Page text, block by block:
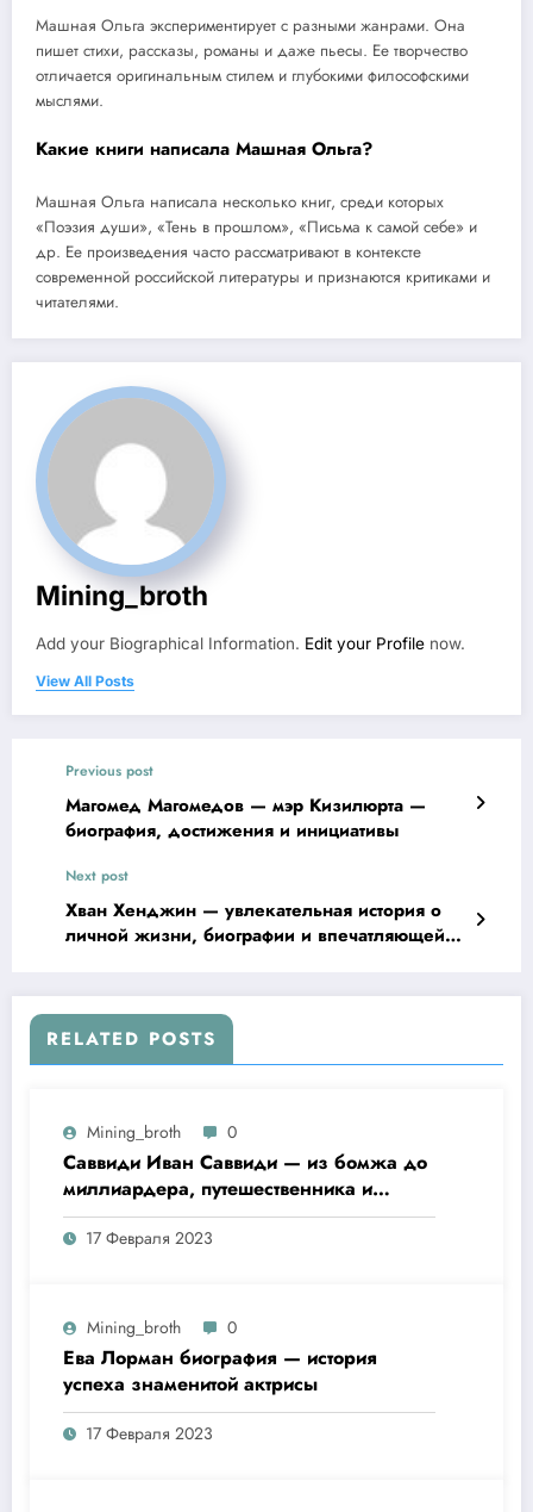
Машная Ольга экспериментирует с разными жанрами. Она
пишет стихи, рассказы, романы и даже пьесы. Ее творчество
отличается оригинальным стилем и глубокими философскими
мыслями.
Какие книги написала Машная Ольга?
Машная Ольга написала несколько книг, среди которых
«Поэзия души», «Тень в прошлом», «Письма к самой себе» и
др. Ее произведения часто рассматривают в контексте
современной российской литературы и признаются критиками и
читателями.
Mining_broth
Add your Biographical Information. Edit your Profile now.
View All Posts
Previous post
Магомед Магомедов — мэр Кизилюрта —
биография, достижения и инициативы
Next post
Хван Хенджин — увлекательная история о
личной жизни, биографии и впечатляющей
RELATED POSTS
Mining_broth 0
Саввиди Иван Саввиди — из бомжа до
миллиардера, путешественника и
футбольного президента —
удивительная биография
17 Февраля 2023
Mining_broth 0
Ева Лорман биография — история
успеха знаменитой актрисы
17 Февраля 2023